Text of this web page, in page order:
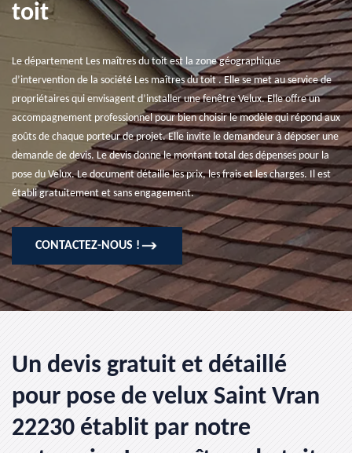
toit
Le département Les maîtres du toit est la zone géographique
d’intervention de la société Les maîtres du toit . Elle se met au service de
propriétaires qui envisagent d’installer une fenêtre Velux. Elle offre un
accompagnement professionnel pour bien choisir le modèle qui répond aux
goûts de chaque porteur de projet. Elle invite le demandeur à déposer une
demande de devis. Le devis donne le montant total des dépenses pour la
pose du Velux. Le document détaille les prix, les frais et les charges. Il est
établi gratuitement et sans engagement.
CONTACTEZ-NOUS !
Un devis gratuit et détaillé
pour pose de velux Saint Vran
22230 établit par notre